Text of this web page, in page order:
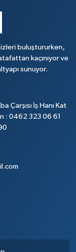
buluştururken,
kaçınıyor ve
sunuyor.
Çarşısı İş Hanı Kat
: 0462 323 06 61